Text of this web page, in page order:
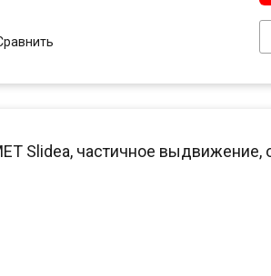
Slidea, частичное выдвижение,